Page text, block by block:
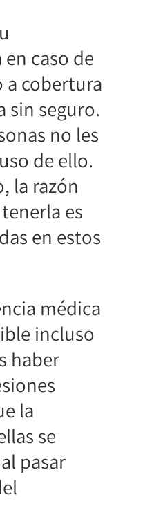
caso de
a cobertura
sin seguro.
no les
de ello.
la razón
es
en estos
médica
incluso
haber
la
se
pasar